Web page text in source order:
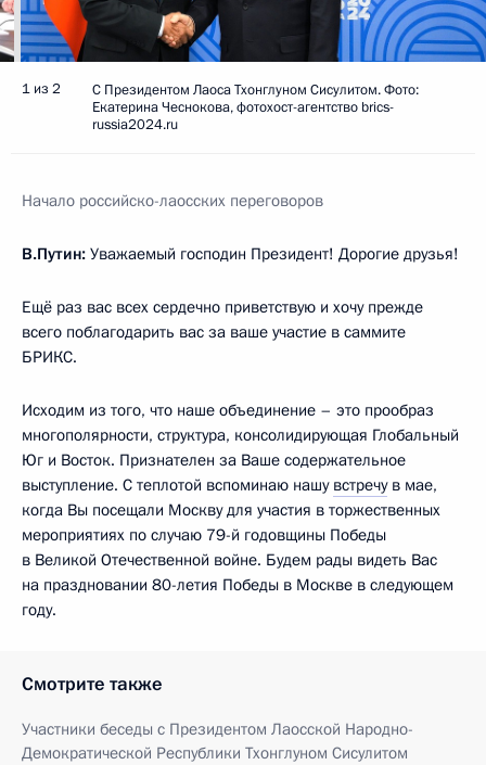
1 из 2
C Президентом Лаоса Тхонглуном Сисулитом. Фото:
Екатерина Чеснокова, фотохост-агентство brics-
russia2024.ru
Начало российско-лаосских переговоров
В.Путин: Уважаемый господин Президент! Дорогие друзья!
Ещё раз вас всех сердечно приветствую и хочу прежде
всего поблагодарить вас за ваше участие в саммите
БРИКС.
Исходим из того, что наше объединение – это прообраз
многополярности, структура, консолидирующая Глобальный
Юг и Восток. Признателен за Ваше содержательное
выступление. С теплотой вспоминаю нашу встречув мае,
когда Вы посещали Москву для участия в торжественных
мероприятиях по случаю 79-й годовщины Победы
в Великой Отечественной войне. Будем рады видеть Вас
на праздновании 80-летия Победы в Москве в следующем
году.
Смотрите также
Участники беседы с Президентом Лаосской Народно-
Демократической Республики Тхонглуном Сисулитом